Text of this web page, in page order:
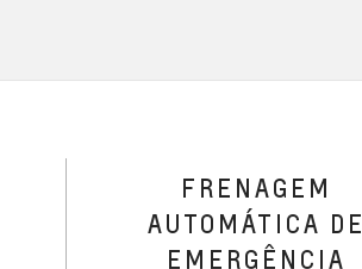
FRENAGEM
AUTOMÁTICA DE
EMERGÊNCIA